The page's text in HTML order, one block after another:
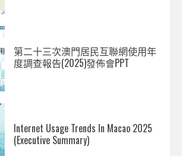
第二十三次澳門居民互聯網使用年
度調查報告(2025)發佈會PPT
Internet Usage Trends In Macao 2025
(Executive Summary)